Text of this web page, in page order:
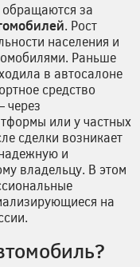
за
. Рост
населения и
Раньше
в автосалоне
средство
через
или у частных
сделки возникает
и
владельцу. В этом
на